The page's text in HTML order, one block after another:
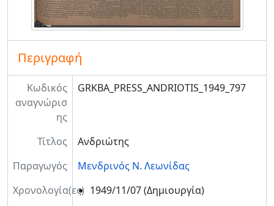
Περιγραφή
Κωδικός
αναγνώρισ
ης
GRKBA_PRESS_ANDRIOTIS_1949_797
Τίτλος
Ανδριώτης
Παραγωγός
Μενδρινός Ν. Λεωνίδας
Χρονολογία(ες) 1949/11/07 (Δημιουργία)